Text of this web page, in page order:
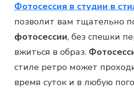
Фотосессия в студии в
позволит вам тщательно
фотосессии, без спешки
вжиться в образ.
стиле ретро может
время суток и в любую